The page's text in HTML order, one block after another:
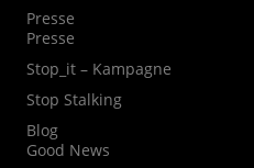
Presse
Presse
Stop_it – Kampagne
Stop Stalking
Blog
Good News